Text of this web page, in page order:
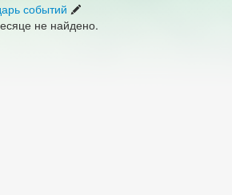
событий
не найдено.